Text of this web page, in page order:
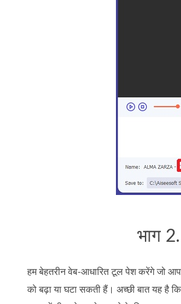
भाग
हम बेहतरीन वेब-आधारित टूल पेश करेंगे जो
को बढ़ा या घटा सकती हैं। अच्छी बात यह है